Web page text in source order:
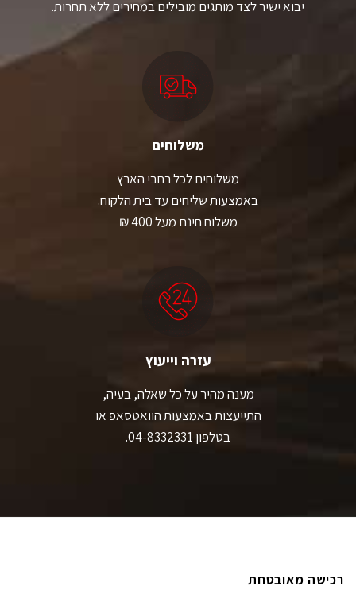
יבוא ישיר לצד מותגים מובילים במחירים ללא תחרות.
משלוחים
משלוחים לכל רחבי הארץ
באמצעות שליחים עד בית הלקוח.
משלוח חינם מעל 400 ₪
עזרה וייעוץ
מענה מהיר על כל שאלה, בעיה,
התייעצות באמצעות הוואטסאפ או
בטלפון 04-8332331.
רכישה מאובטחת